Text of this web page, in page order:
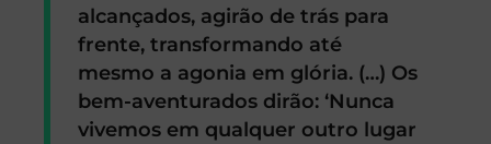
alcançados, agirão de trás para
frente, transformando até
mesmo a agonia em glória. (…) Os
bem-aventurados dirão: ‘Nunca
vivemos em qualquer outro lugar